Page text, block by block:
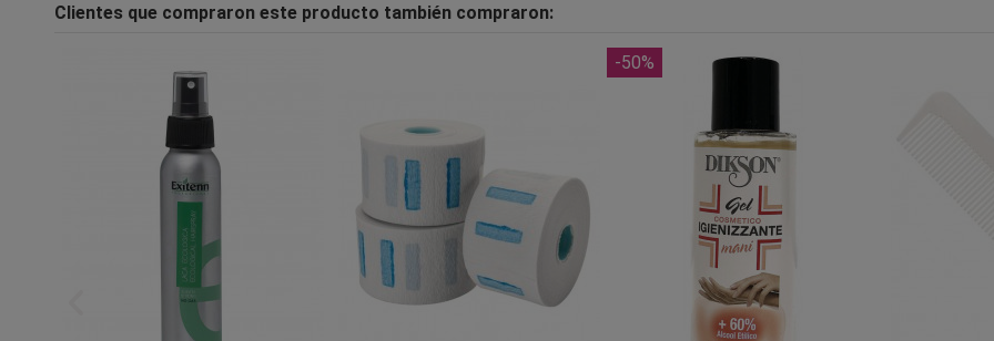
Clientes que compraron este producto también compraron:
-50%